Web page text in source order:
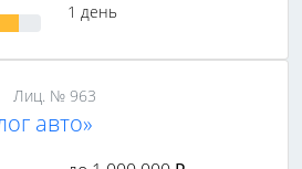
1 день
Лиц. № 963
авто»